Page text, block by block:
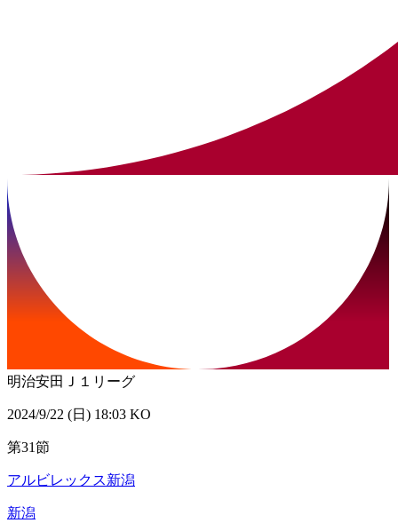
明治安田Ｊ１リーグ
2024/9/22 (日) 18:03 KO
第31節
アルビレックス新潟
新潟